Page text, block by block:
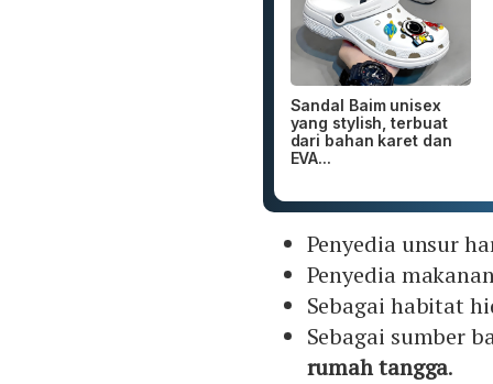
Sandal Baim unisex
yang stylish, terbuat
dari bahan karet dan
EVA...
Penyedia unsur
Penyedia
Sebagai habitat
Sebagai sumber
rumah tangga.